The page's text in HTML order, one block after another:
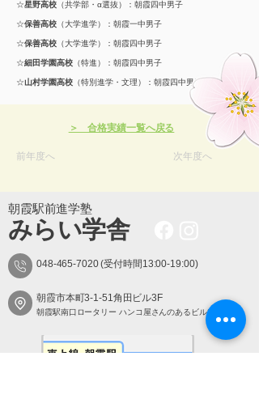
☆星野高校 （共学部・α選抜）：朝霞四中男子
☆保善高校 （大学進学）：朝霞一中男子
☆保善高校 （大学進学）：朝霞四中男子
☆細田学園高校 （特進）：朝霞四中男子
☆山村学園高校 （特別進学・文理）：朝霞四中男子
＞ 合格実績一覧へ戻る
前年度へ 次年度へ
朝霞駅前進学塾
​みらい学舎
048-465-7020(受付時間13:00-19:00)
朝霞市本町3-1-51角田ビル3F
朝霞駅南口ロータリー ハンコ屋さんのあるビル3階